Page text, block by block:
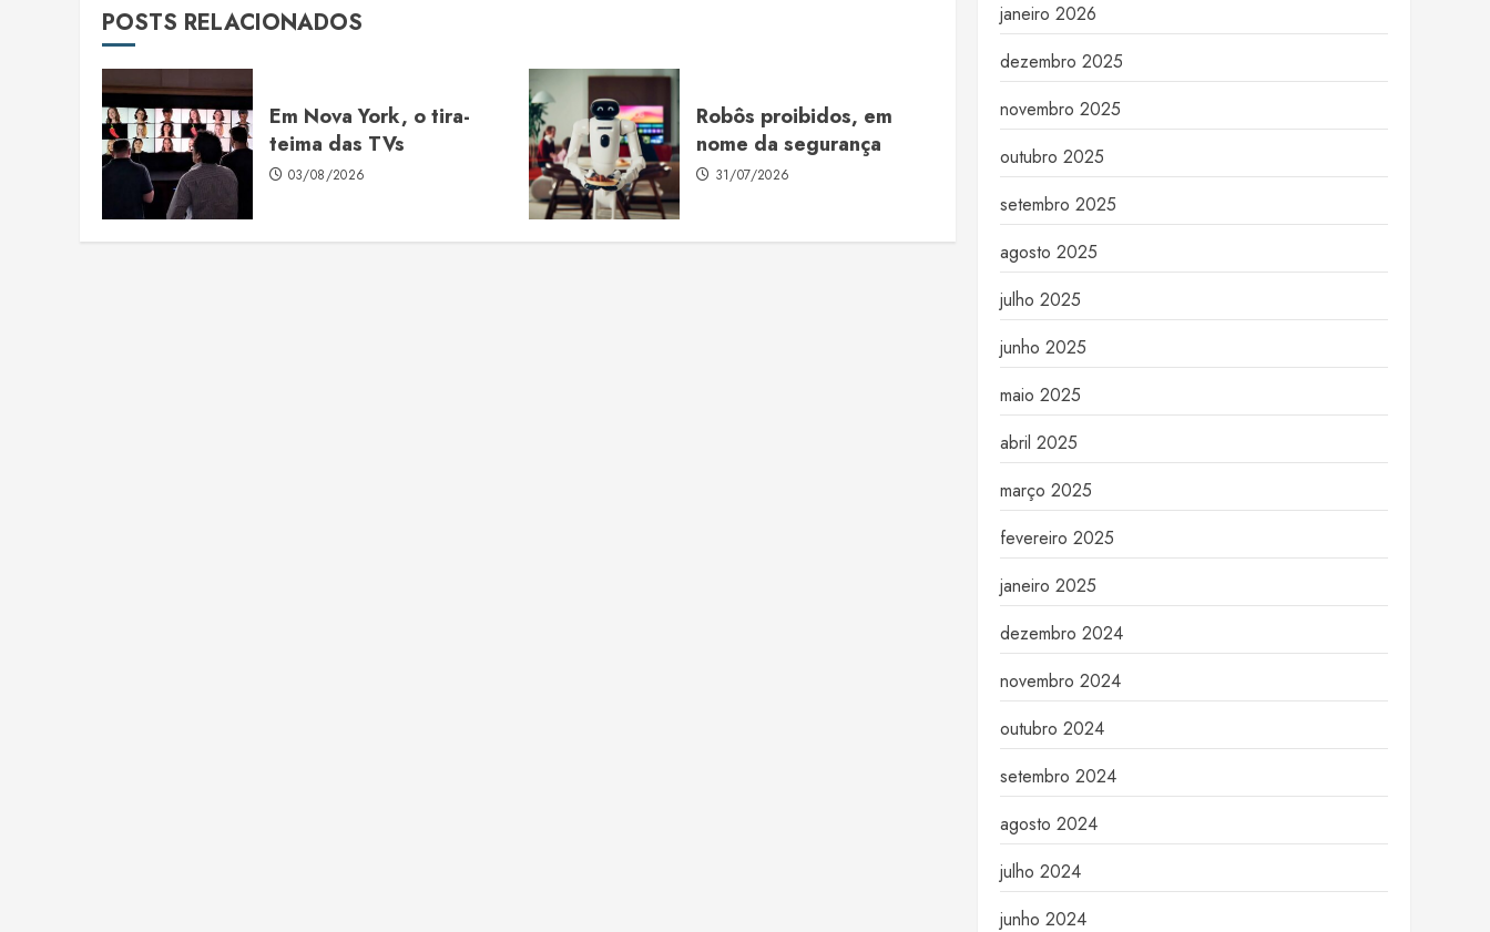
POSTS RELACIONADOS
Em Nova York, o tira-
teima das TVs
03/08/2026
Robôs proibidos, em
nome da segurança
31/07/2026
janeiro 2026
dezembro 2025
novembro 2025
outubro 2025
setembro 2025
agosto 2025
julho 2025
junho 2025
maio 2025
abril 2025
março 2025
fevereiro 2025
janeiro 2025
dezembro 2024
novembro 2024
outubro 2024
setembro 2024
agosto 2024
julho 2024
junho 2024